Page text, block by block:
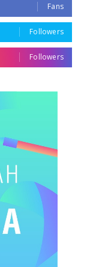
Fans
Followers
Followers